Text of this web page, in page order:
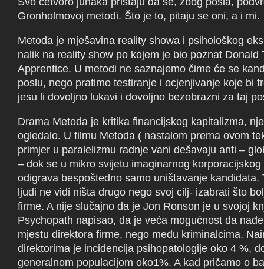
Gronholmovoj metodi. Što je to, pitaju se oni, a i mi.
Metoda je mješavina reality showa i psihološkog
nalik na reality show po kojem je bio poznat Donald
Apprentice. U metodi ne saznajemo čime će se
poslu, nego pratimo testiranje i ocjenjivanje koje bi
jesu li dovoljno lukavi i dovoljno bezobrazni za taj
Drama Metoda je kritika financijskog kapitalizma,
ogledalo. U filmu Metoda ( nastalom prema ovom
primjer u paralelizmu radnje vani dešavaju anti –
– dok se u mikro svijetu imaginarnog
odigrava bespoštedno samo uništavanje kandidata.
ljudi ne vidi ništa drugo nego svoj cilj- izabrati što
firme. A nije slučajno da je Jon Ronson je u svojoj
Psychopath napisao, da je veća mogućnost da
mjestu direktora firme, nego među kriminalcima.
direktorima je incidencija psihopatologije oko 4 %,
generalnom populacijom oko1%. A kad pričamo o